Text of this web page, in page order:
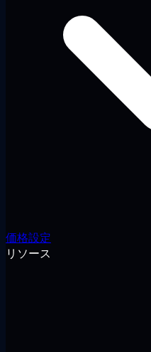
価格設定
リソース